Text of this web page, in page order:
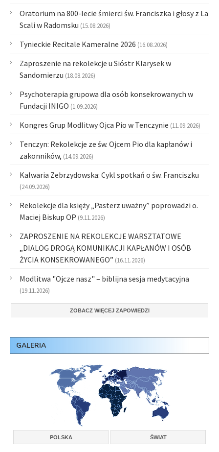
Oratorium na 800-lecie śmierci św. Franciszka i głosy z La
Scali w Radomsku (15.08.2026)
Tynieckie Recitale Kameralne 2026 (16.08.2026)
Zaproszenie na rekolekcje u Sióstr Klarysek w
Sandomierzu (18.08.2026)
Psychoterapia grupowa dla osób konsekrowanych w
Fundacji INIGO (1.09.2026)
Kongres Grup Modlitwy Ojca Pio w Tenczynie (11.09.2026)
Tenczyn: Rekolekcje ze św. Ojcem Pio dla kapłanów i
zakonników, (14.09.2026)
Kalwaria Zebrzydowska: Cykl spotkań o św. Franciszku
(24.09.2026)
Rekolekcje dla księży „Pasterz uważny” poprowadzi o.
Maciej Biskup OP (9.11.2026)
ZAPROSZENIE NA REKOLEKCJE WARSZTATOWE
„DIALOG DROGĄ KOMUNIKACJI KAPŁANÓW I OSÓB
ŻYCIA KONSEKROWANEGO” (16.11.2026)
Modlitwa "Ojcze nasz" – biblijna sesja medytacyjna
(19.11.2026)
ZOBACZ WIĘCEJ ZAPOWIEDZI
GALERIA
POLSKA ŚWIAT